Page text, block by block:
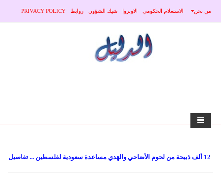
من نحن الاستعلام الحكومي الاونروا شيك الشؤون روابط PRIVACY POLICY
12 ألف ذبيحة من لحوم الأضاحي والهَدي مساعدة سعودية لفلسطين ... تفاصيل